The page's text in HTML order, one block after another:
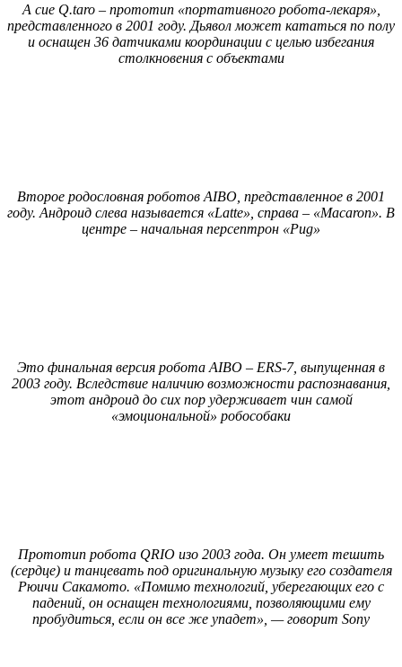
А сие Q.taro – прототип «портативного робота-лекаря»,
представленного в 2001 году. Дьявол может кататься по полу
и оснащен 36 датчиками координации с целью избегания
столкновения с объектами
Второе родословная роботов AIBO, представленное в 2001
году. Андроид слева называется «Latte», справа – «Macaron». В
центре – начальная персептрон «Pug»
Это финальная версия робота AIBO – ERS-7, выпущенная в
2003 году. Вследствие наличию возможности распознавания,
этот андроид до сих пор удерживает чин самой
«эмоциональной» робособаки
Прототип робота QRIO изо 2003 года. Он умеет тешить
(сердце) и танцевать под оригинальную музыку его создателя
Рюичи Сакамото. «Помимо технологий, уберегающих его с
падений, он оснащен технологиями, позволяющими ему
пробудиться, если он все же упадет», — говорит Sony